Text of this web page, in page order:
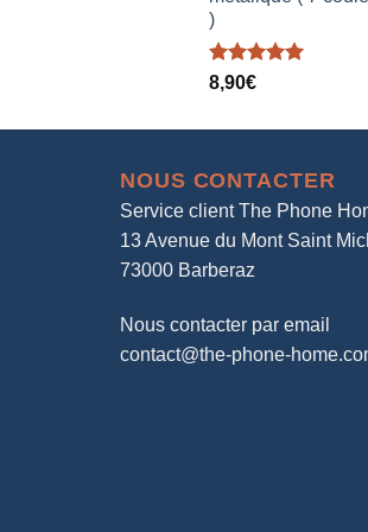
)
Note5.00
8,90€
NOUS CONTACTER
Service client The Phone
13 Avenue du Mont Saint
73000 Barberaz
Nous contacter par email
contact@the-phone-